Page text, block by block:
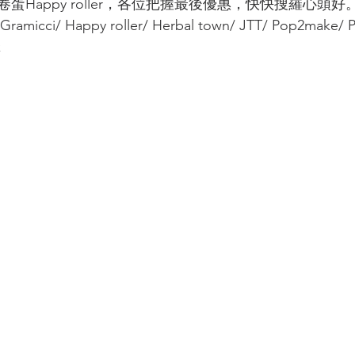
蛋Happy roller，各位把握最後優惠，快快搜羅心頭好。
Happy roller/ Herbal town/ JTT/ Pop2make/